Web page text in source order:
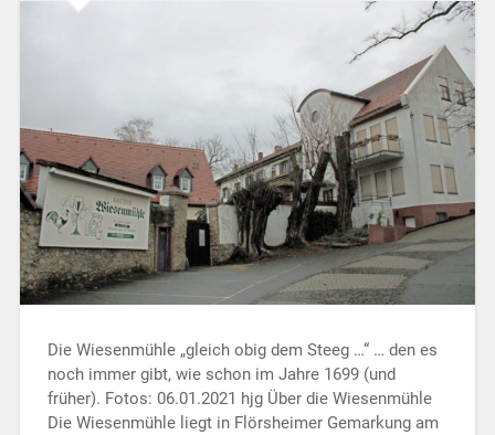
Die Wiesenmühle „gleich obig dem Steeg …“ … den es
noch immer gibt, wie schon im Jahre 1699 (und
früher). Fotos: 06.01.2021 hjg Über die Wiesenmühle
Die Wiesenmühle liegt in Flörsheimer Gemarkung am